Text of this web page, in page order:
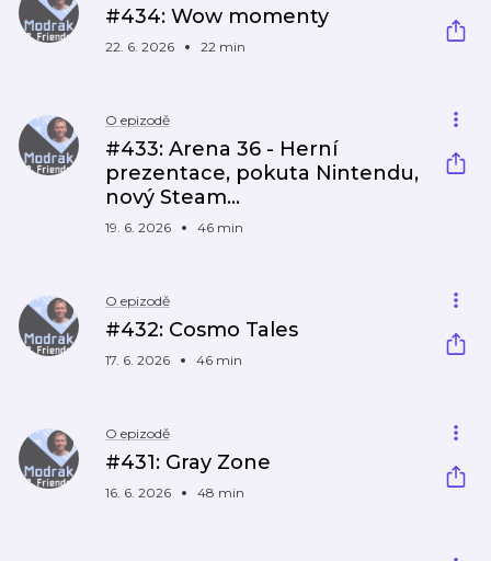
#434: Wow momenty
22. 6. 2026 22 min
O epizodě
#433: Arena 36 - Herní
prezentace, pokuta Nintendu,
nový Steam...
19. 6. 2026 46 min
O epizodě
#432: Cosmo Tales
17. 6. 2026 46 min
O epizodě
#431: Gray Zone
16. 6. 2026 48 min